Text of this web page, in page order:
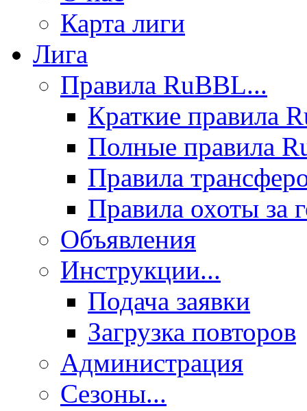
Карта лиги
Лига
Правила RuBBL...
Краткие правила
Полные правила
Правила
Правила охоты за
Объявления
Инструкции...
Подача заявки
Загрузка повторов
Администрация
Сезоны...